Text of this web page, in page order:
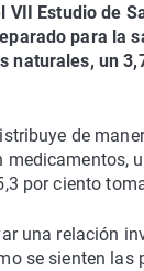
VII Estudio de
para la
naturales, un
de
medicamentos,
por ciento
una relación
se sienten las